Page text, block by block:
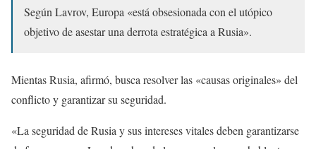
Según Lavrov, Europa «está obsesionada con el utópico
objetivo de asestar una derrota estratégica a Rusia».
Mientas Rusia, afirmó, busca resolver las «causas originales» del
conflicto y garantizar su seguridad.
«La seguridad de Rusia y sus intereses vitales deben garantizarse